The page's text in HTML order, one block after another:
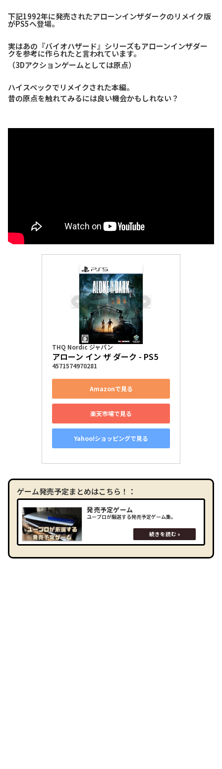
下記1992年に発売されたアローンインザダークのリメイク版
がPS5へ登場。
実はあの『バイオハザード』シリーズもアローンインザダー
クを参考に作られたと言われています。
（3Dアクションゲームとしては原点）
ハイスペックでリメイクされた本編。
昔の原点を触れてみるには良い機会かもしれない？
THQ Nordic ジャパン
アローン イン ザ ダーク - PS5
4571574970281
Amazonで見る
楽天市場で見る
Yahoo!ショッピングで見る
ゲーム発売予定まとめはこちら！：
発売予定ゲーム
ユーブロが厳選する発売予定ゲーム集。